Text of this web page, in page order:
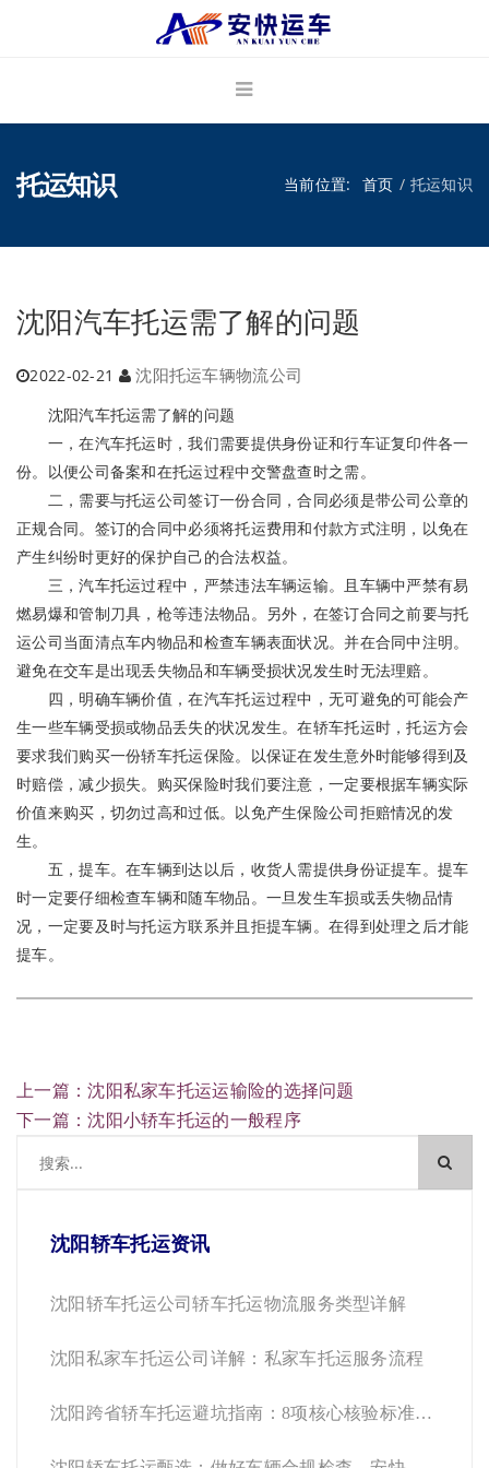
托运知识 当前位置: 首页 托运知识
沈阳汽车托运需了解的问题
2022-02-21 沈阳托运车辆物流公司
沈阳汽车托运需了解的问题
一，在汽车托运时，我们需要提供身份证和行车证复印件各一
份。以便公司备案和在托运过程中交警盘查时之需。
二，需要与托运公司签订一份合同，合同必须是带公司公章的
正规合同。签订的合同中必须将托运费用和付款方式注明，以免在
产生纠纷时更好的保护自己的合法权益。
三，汽车托运过程中，严禁违法车辆运输。且车辆中严禁有易
燃易爆和管制刀具，枪等违法物品。另外，在签订合同之前要与托
运公司当面清点车内物品和检查车辆表面状况。并在合同中注明。
避免在交车是出现丢失物品和车辆受损状况发生时无法理赔。
四，明确车辆价值，在汽车托运过程中，无可避免的可能会产
生一些车辆受损或物品丢失的状况发生。在轿车托运时，托运方会
要求我们购买一份轿车托运保险。以保证在发生意外时能够得到及
时赔偿，减少损失。购买保险时我们要注意，一定要根据车辆实际
价值来购买，切勿过高和过低。以免产生保险公司拒赔情况的发
生。
五，提车。在车辆到达以后，收货人需提供身份证提车。提车
时一定要仔细检查车辆和随车物品。一旦发生车损或丢失物品情
况，一定要及时与托运方联系并且拒提车辆。在得到处理之后才能
提车。
上一篇：沈阳私家车托运运输险的选择问题
下一篇：沈阳小轿车托运的一般程序
沈阳轿车托运资讯
沈阳轿车托运公司轿车托运物流服务类型详解
沈阳私家车托运公司详解：私家车托运服务流程
沈阳跨省轿车托运避坑指南：8项核心核验标准与